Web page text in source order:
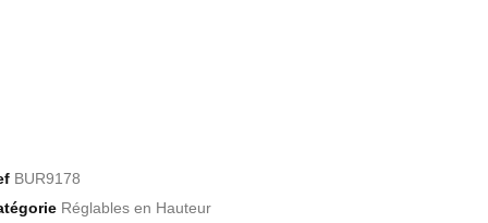
BUR9178
Réglables en Hauteur